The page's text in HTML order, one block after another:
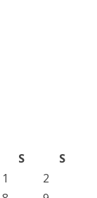
S
S
1
2